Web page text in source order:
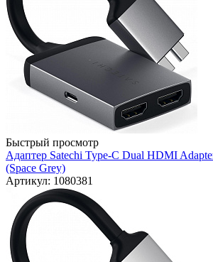
Быстрый просмотр
Адаптер Satechi Type-C Dual HDMI
(Space Grey)
Артикул: 1080381